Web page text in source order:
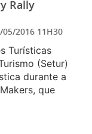
Rally
05/2016 11H30
Turísticas
(Setur)
durante a
que